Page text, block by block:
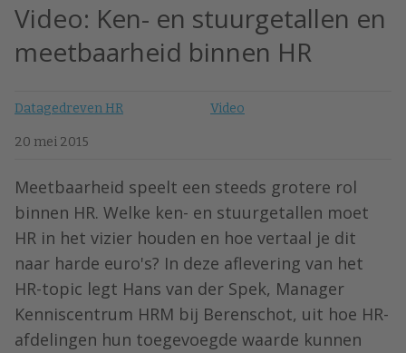
Video: Ken- en stuurgetallen en
meetbaarheid binnen HR
Datagedreven HR Video
20 mei 2015
Meetbaarheid speelt een steeds grotere rol
binnen HR. Welke ken- en stuurgetallen moet
HR in het vizier houden en hoe vertaal je dit
naar harde euro's? In deze aflevering van het
HR-topic legt Hans van der Spek, Manager
Kenniscentrum HRM bij Berenschot, uit hoe HR-
afdelingen hun toegevoegde waarde kunnen